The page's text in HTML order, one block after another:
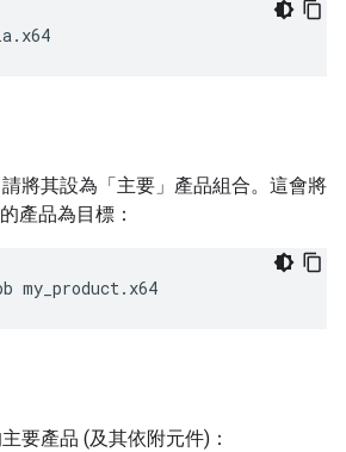
將其設為「主要」產品組合。這會將
產品為目標：
my_product.x64
要產品 (及其依附元件)：